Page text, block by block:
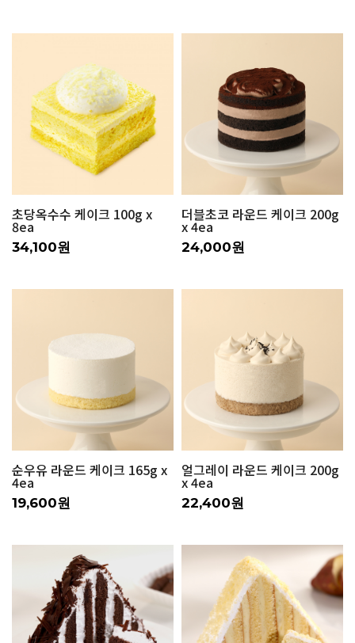
초당옥수수 케이크 100g x
8ea
34,100원
더블초코 라운드 케이크 200g
x 4ea
24,000원
순우유 라운드 케이크 165g x
4ea
19,600원
얼그레이 라운드 케이크 200g
x 4ea
22,400원